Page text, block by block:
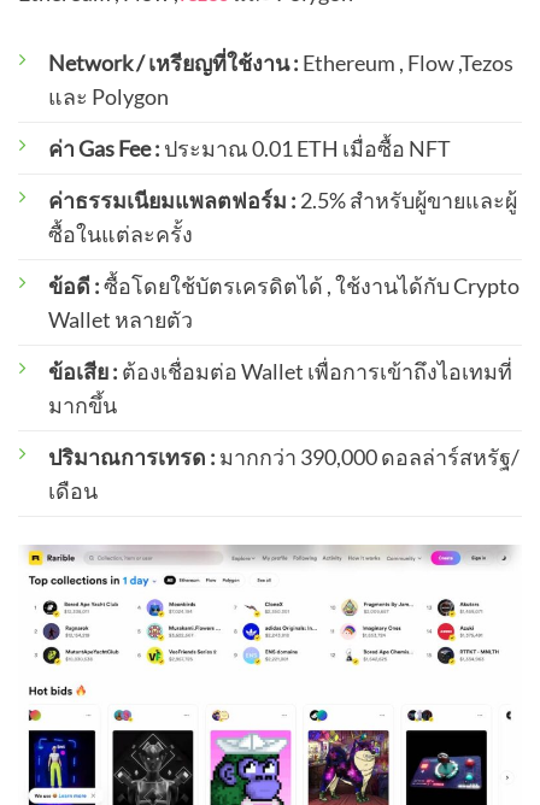
Network / เหรียญที่ใช้งาน : Ethereum , Flow ,Tezos
และ Polygon
ค่า Gas Fee : ประมาณ 0.01 ETH เมื่อซื้อ NFT
ค่าธรรมเนียมแพลตฟอร์ม : 2.5% สำหรับผู้ขายและผู้
ซื้อในแต่ละครั้ง
ข้อดี :ซื้อโดยใช้บัตรเครดิตได้ , ใช้งานได้กับ Crypto
Wallet หลายตัว
ข้อเสีย : ต้องเชื่อมต่อ Wallet เพื่อการเข้าถึงไอเทมที่
มากขึ้น
ปริมาณการเทรด : มากกว่า 390,000 ดอลล่าร์สหรัฐ/
เดือน